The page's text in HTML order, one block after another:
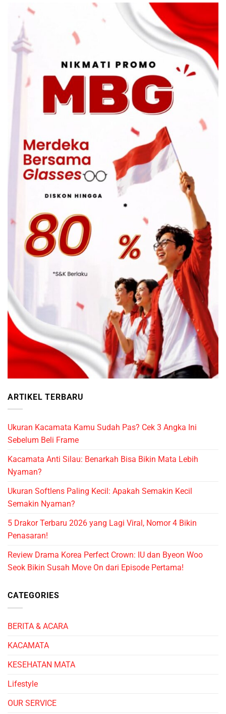
ARTIKEL TERBARU
Ukuran Kacamata Kamu Sudah Pas? Cek 3 Angka Ini
Sebelum Beli Frame
Kacamata Anti Silau: Benarkah Bisa Bikin Mata Lebih
Nyaman?
Ukuran Softlens Paling Kecil: Apakah Semakin Kecil
Semakin Nyaman?
5 Drakor Terbaru 2026 yang Lagi Viral, Nomor 4 Bikin
Penasaran!
Review Drama Korea Perfect Crown: IU dan Byeon Woo
Seok Bikin Susah Move On dari Episode Pertama!
CATEGORIES
BERITA & ACARA
KACAMATA
KESEHATAN MATA
Lifestyle
OUR SERVICE